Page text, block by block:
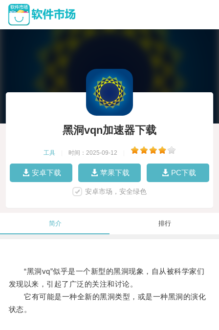
黑洞vqn加速器下载
工具 时间：2025-09-12
安卓下载 苹果下载 PC下载
安卓市场，安全绿色
简介 排行
“黑洞vq”似乎是一个新型的黑洞现象，自从被科学家们
发现以来，引起了广泛的关注和讨论。
它有可能是一种全新的黑洞类型，或是一种黑洞的演化
状态。